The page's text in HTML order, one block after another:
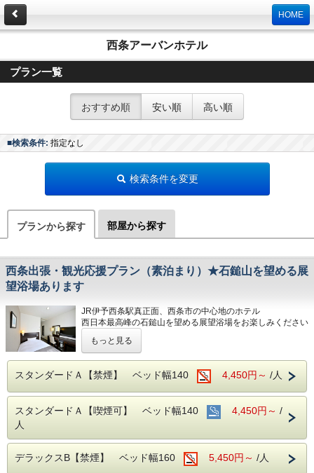
HOME
西条アーバンホテル
プラン一覧
おすすめ順 安い順 高い順
■検索条件: 指定なし
検索条件を変更
プランから探す 部屋から探す
西条出張・観光応援プラン（素泊まり）★石鎚山を望める展
望浴場あります
JR伊予西条駅真正面、西条市の中心地のホテル
西日本最高峰の石鎚山を望める展望浴場をお楽しみください
■男女別展望浴場(最上階：９階)
西日本最高峰の石鎚山や西条市の街並を望める人工ヘルスト
営業時間：14:00~24:00、翌6:00~9:00
隣がコンビニ、石鎚へのバスも真正面バス停から出ています
1日１台税込300円 ※バス・トラックは事前予約をお願いし
ます（料金が異なります）
もっと見る
スタンダードＡ【禁煙】 ベッド幅140 4,450円～ /人
スタンダードＡ【喫煙可】 ベッド幅140 4,450円～ /
人
デラックスB【禁煙】 ベッド幅160 5,450円～ /人